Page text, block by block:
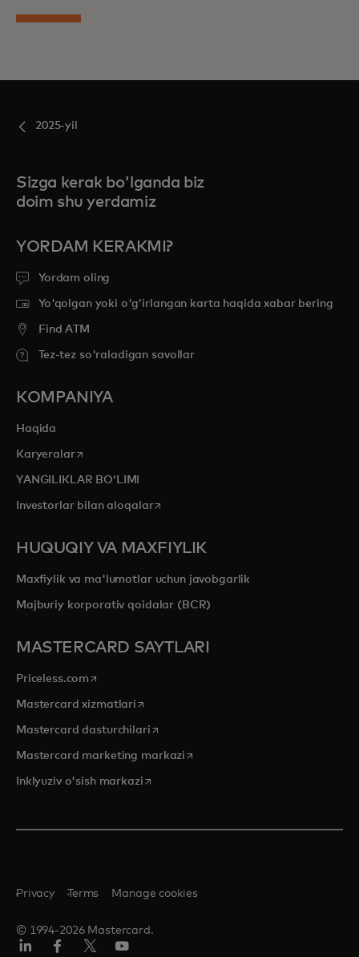
2025-yil
Sizga kerak bo'lganda biz
doim shu yerdamiz
YORDAM KERAKMI?
Yordam oling
Yo'qolgan yoki o'g'irlangan karta haqida xabar bering
Find ATM
Tez-tez so'raladigan savollar
KOMPANIYA
Haqida
Karyeralaropens in a new tab
YANGILIKLAR BOʻLIMI
Investorlar bilan aloqalaropens in a new tab
HUQUQIY VA MAXFIYLIK
Maxfiylik va ma'lumotlar uchun javobgarlik
Majburiy korporativ qoidalar (BCR)
MASTERCARD SAYTLARI
Priceless.com opens in a new tab
Mastercard xizmatlari opens in a new tab
Mastercard dasturchilariopens in a new tab
Mastercard marketing markazi opens in a new tab
Inklyuziv o'sish markaziopens in a new tab
© 1994-2026 Mastercard.
Privacy Terms Manage cookies